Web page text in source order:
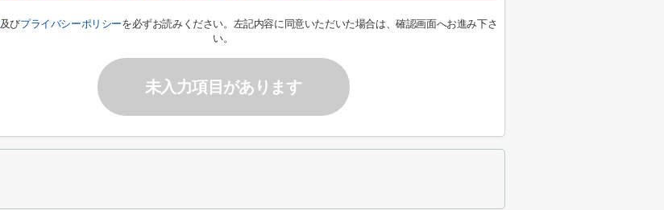
及びプライバシーポリシーを必ずお読みください。左記内容に同意いただいた場合は、確認画面へお進み下さ
い。
未入力項目があります